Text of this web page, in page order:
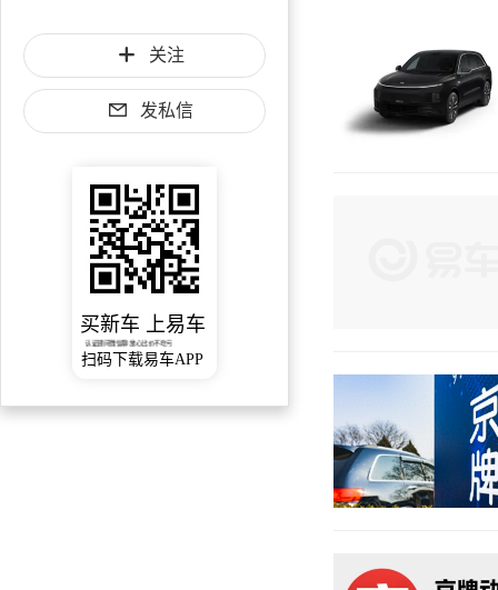
关注
发私信
买新车 上易车
认证顾问微信聊 放心比价不吃亏
扫码下载易车APP